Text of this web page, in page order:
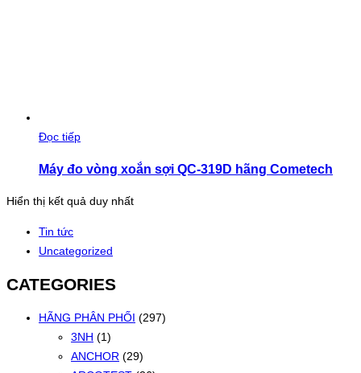
Đọc tiếp
Máy đo vòng xoắn sợi QC-319D hãng Cometech
Hiển thị kết quả duy nhất
Tin tức
Uncategorized
CATEGORIES
HÃNG PHÂN PHỐI (297)
3NH (1)
ANCHOR (29)